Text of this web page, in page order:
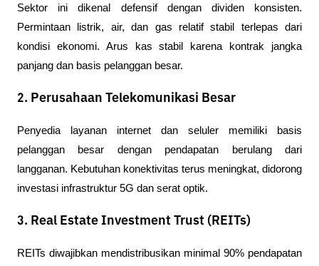
Sektor ini dikenal defensif dengan dividen konsisten.
Permintaan listrik, air, dan gas relatif stabil terlepas dari
kondisi ekonomi. Arus kas stabil karena kontrak jangka
panjang dan basis pelanggan besar.
2. Perusahaan Telekomunikasi Besar
Penyedia layanan internet dan seluler memiliki basis
pelanggan besar dengan pendapatan berulang dari
langganan. Kebutuhan konektivitas terus meningkat, didorong
investasi infrastruktur 5G dan serat optik.
3. Real Estate Investment Trust (REITs)
REITs diwajibkan mendistribusikan minimal 90% pendapatan